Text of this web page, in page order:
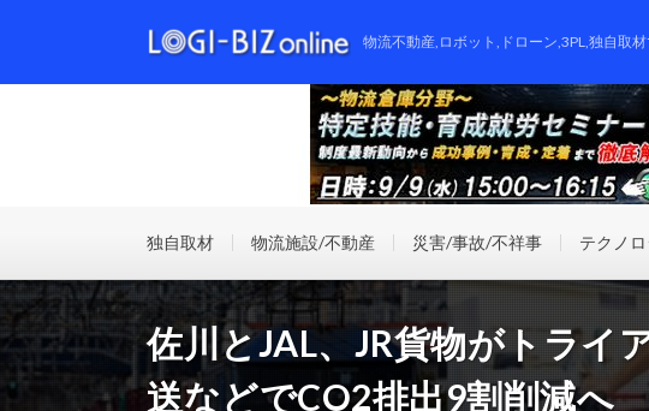
物流不動産,ロボット,ドローン,3PL,独自取
独自取材 物流施設/不動産 災害/事故/不祥事 テクノ
佐川とJAL、JR貨物がトライ
送などでCO2排出9割削減へ